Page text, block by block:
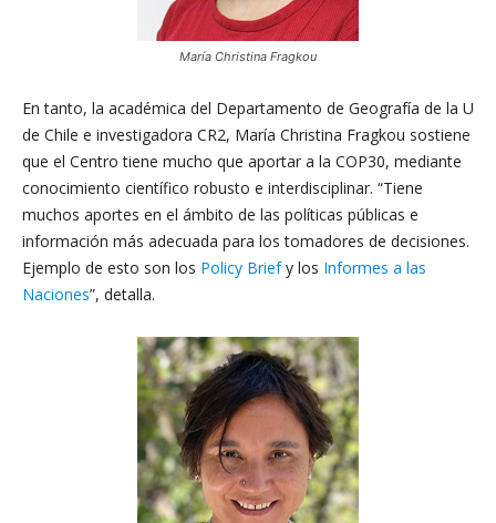
María Christina Fragkou
En tanto, la académica del Departamento de Geografía de la U
de Chile e investigadora CR2, María Christina Fragkou sostiene
que el Centro tiene mucho que aportar a la COP30, mediante
conocimiento científico robusto e interdisciplinar. “Tiene
muchos aportes en el ámbito de las políticas públicas e
información más adecuada para los tomadores de decisiones.
Ejemplo de esto son los Policy Briefy los Informes a las
Naciones”, detalla.